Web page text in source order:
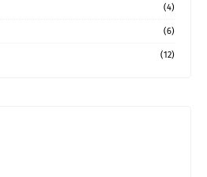
(4)
(6)
(12)